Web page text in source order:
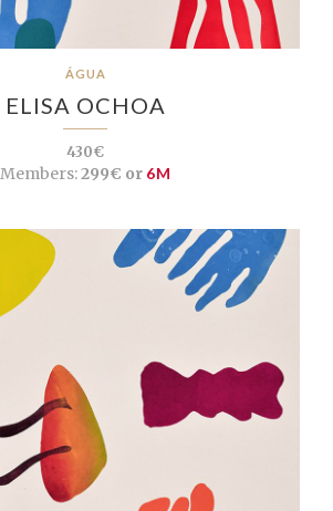
ÁGUA
ELISA OCHOA
430€
Members:299€ or 6M